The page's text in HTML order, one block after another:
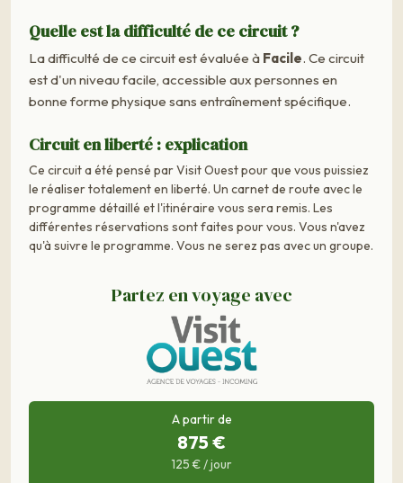
Quelle est la difficulté de ce circuit ?
La difficulté de ce circuit est évaluée à Facile. Ce circuit
est d'un niveau facile, accessible aux personnes en
bonne forme physique sans entraînement spécifique.
Circuit en liberté : explication
Ce circuit a été pensé par Visit Ouest pour que vous puissiez
le réaliser totalement en liberté. Un carnet de route avec le
programme détaillé et l'itinéraire vous sera remis. Les
différentes réservations sont faites pour vous. Vous n'avez
qu'à suivre le programme. Vous ne serez pas avec un groupe.
Partez en voyage avec
A partir de
875 €
125 € / jour